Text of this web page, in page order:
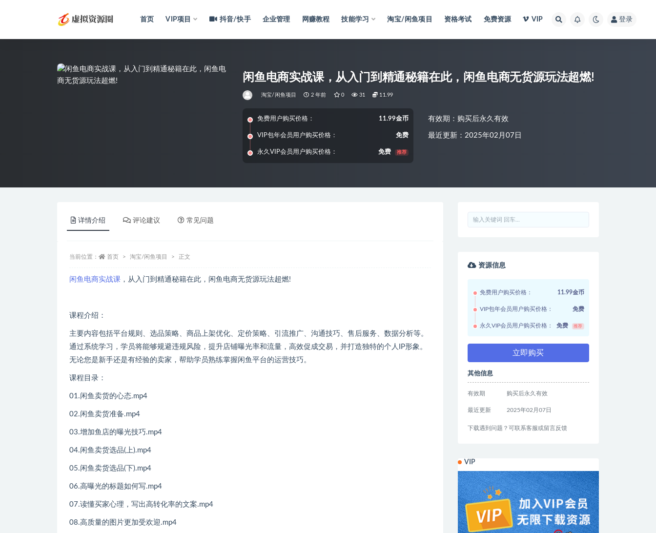
首页 VIP项目 抖音/快手 企业管理 网赚教程 技能学习 淘宝/闲鱼项目 资格考试 免费资源 VIP 登录
闲鱼电商实战课，从入门到精通秘籍在此，闲鱼电商无货源玩法超燃!
淘宝/闲鱼项目 2 年前 0 31 11.99
免费用户购买价格： 11.99金币
VIP包年会员用户购买价格： 免费
永久VIP会员用户购买价格： 免费 推荐
有效期：购买后永久有效
最近更新：2025年02月07日
详情介绍 评论建议 常见问题
当前位置： 首页 淘宝/闲鱼项目 正文
闲鱼电商实战课 ，从入门到精通秘籍在此，闲鱼电商无货源玩法超燃!
课程介绍：
主要内容包括平台规则、选品策略、商品上架优化、定价策略、引流推广、沟通技巧、售后服务、数据分析等。
通过系统学习，学员将能够规避违规风险，提升店铺曝光率和流量，高效促成交易，并打造独特的个人IP形象。
无论您是新手还是有经验的卖家，帮助学员熟练掌握闲鱼平台的运营技巧。
课程目录：
01.闲鱼卖货的心态.mp4
02.闲鱼卖货准备.mp4
03.增加鱼店的曝光技巧.mp4
04.闲鱼卖货选品(上).mp4
05.闲鱼卖货选品(下).mp4
06.高曝光的标题如何写.mp4
07.读懂买家心理，写出高转化率的文案.mp4
08.高质量的图片更加受欢迎.mp4
资源信息
免费用户购买价格： 11.99金币
VIP包年会员用户购买价格： 免费
永久VIP会员用户购买价格： 免费 推荐
立即购买
其他信息
有效期 购买后永久有效
最近更新 2025年02月07日
下载遇到问题？可联系客服或留言反馈
VIP